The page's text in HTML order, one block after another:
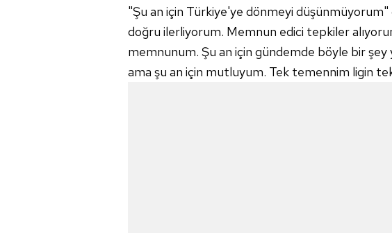
"Şu an için Türkiye'ye dönmeyi düşünmüyorum"
doğru ilerliyorum. Memnun edici tepkiler
memnunum. Şu an için gündemde böyle bir
ama şu an için mutluyum. Tek temennim ligin